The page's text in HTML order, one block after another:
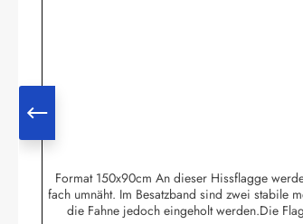
Format 150x90cm An dieser Hissflagge
fach umnäht. Im Besatzband sind zwei stabile
die Fahne jedoch eingeholt werden.Die